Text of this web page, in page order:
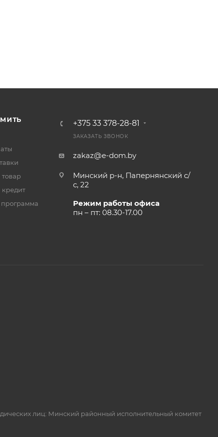
кредит
+375 33 378-28-81
ЗАКАЗАТЬ ЗВОНОК
zakaz@e-dom.by
Минский р-н, Папернянский с/
с, 22
Режим работы офиса
пн – пт: 08.30-17.00
лиц: Минский районный исполнительный комитет